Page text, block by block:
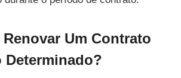
Um Contrato
Determinado?